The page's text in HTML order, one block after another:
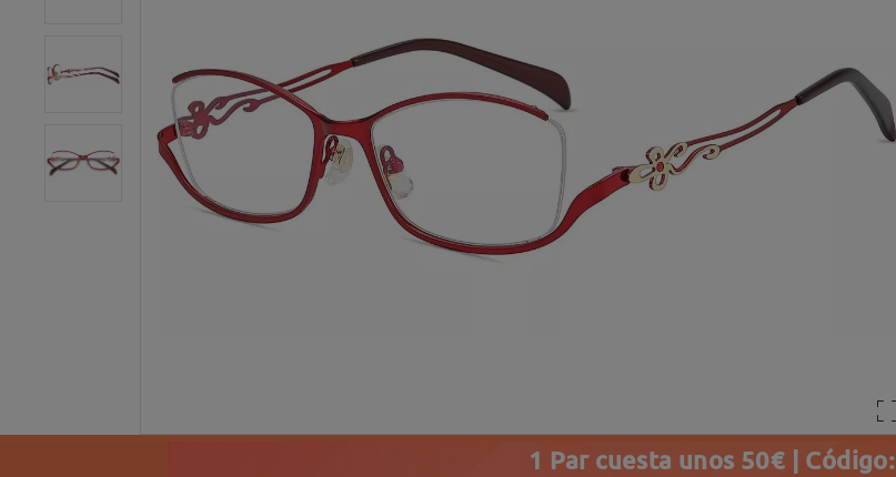
1 Par cuesta unos 50€ | Código: